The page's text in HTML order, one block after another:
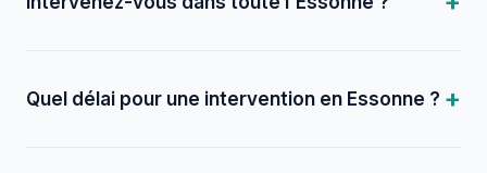
Quel délai pour une intervention en Essonne ?